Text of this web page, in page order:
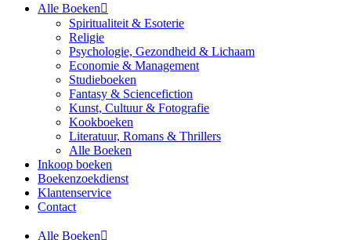
Alle Boeken
Spiritualiteit & Esoterie
Religie
Psychologie, Gezondheid & Lichaam
Economie & Management
Studieboeken
Fantasy & Sciencefiction
Kunst, Cultuur & Fotografie
Kookboeken
Literatuur, Romans & Thrillers
Alle Boeken
Inkoop boeken
Boekenzoekdienst
Klantenservice
Contact
Alle Boeken